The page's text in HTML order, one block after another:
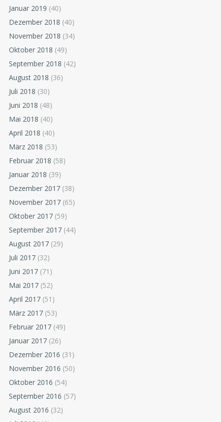
Januar 2019 (40)
Dezember 2018 (40)
November 2018 (34)
Oktober 2018 (49)
September 2018 (42)
August 2018 (36)
Juli 2018 (30)
Juni 2018 (48)
Mai 2018 (40)
April 2018 (40)
März 2018 (53)
Februar 2018 (58)
Januar 2018 (39)
Dezember 2017 (38)
November 2017 (65)
Oktober 2017 (59)
September 2017 (44)
August 2017 (29)
Juli 2017 (32)
Juni 2017 (71)
Mai 2017 (52)
April 2017 (51)
März 2017 (53)
Februar 2017 (49)
Januar 2017 (26)
Dezember 2016 (31)
November 2016 (50)
Oktober 2016 (54)
September 2016 (57)
August 2016 (32)